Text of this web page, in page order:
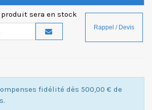
sera en stock
fidélité dès 500,00 € de